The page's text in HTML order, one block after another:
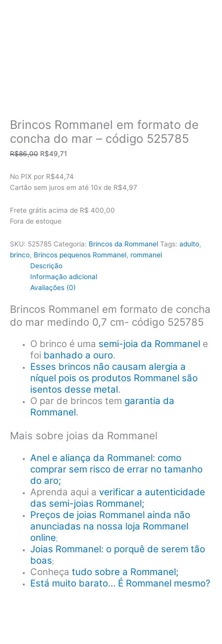
Brincos Rommanel em formato de
concha do mar – código 525785
R$86,00 O
original
era:
R$49,71
atual
é:
No PIX por R$44,74
Cartão sem juros em até 10x de R$4,97
Frete grátis acima de R$ 400,00
Fora de estoque
SKU: 525785 Categoria: Brincos da Rommanel Tags: adulto,
brinco, Brincos pequenos Rommanel, rommanel
Descrição
Informação adicional
Avaliações (0)
Brincos Rommanel em formato de concha
do mar medindo 0,7 cm- código 525785
O brinco é uma semi-joia da Rommanel e
foi banhado a ouro.
Esses brincos não causam alergia a
níquel pois os produtos Rommanel são
isentos desse metal.
O par de brincos tem garantia da
Rommanel.
Mais sobre joias da Rommanel
Anel e aliança da Rommanel: como
comprar sem risco de errar no tamanho
do aro;
Aprenda aqui averificar a autenticidade
das semi-joias Rommanel;
Preços de joias Rommanel ainda não
anunciadas na nossa loja Rommanel
online;
Joias Rommanel: o porquê de serem tão
boas;
Conheçatudo sobre a Rommanel;
Está muito barato… É Rommanel mesmo?